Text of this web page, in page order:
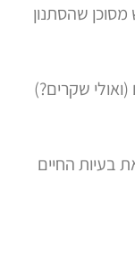
שהסתנון
שקרים?)
בעיות החיים